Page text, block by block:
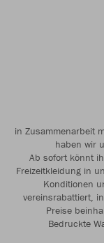
in Zusammenarbeit
haben wir
Ab sofort könnt
Freizeitkleidung in
Konditionen
vereinsrabattiert,
Preise
Bedruckte